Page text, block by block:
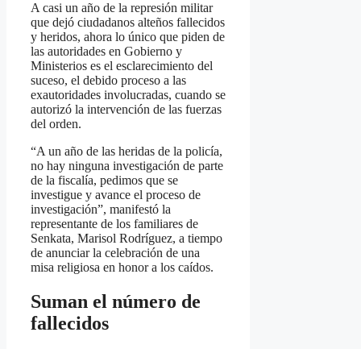
A casi un año de la represión militar
que dejó ciudadanos alteños fallecidos
y heridos, ahora lo único que piden de
las autoridades en Gobierno y
Ministerios es el esclarecimiento del
suceso, el debido proceso a las
exautoridades involucradas, cuando se
autorizó la intervención de las fuerzas
del orden.
“A un año de las heridas de la policía,
no hay ninguna investigación de parte
de la fiscalía, pedimos que se
investigue y avance el proceso de
investigación”, manifestó la
representante de los familiares de
Senkata, Marisol Rodríguez, a tiempo
de anunciar la celebración de una
misa religiosa en honor a los caídos.
Suman el número de
fallecidos